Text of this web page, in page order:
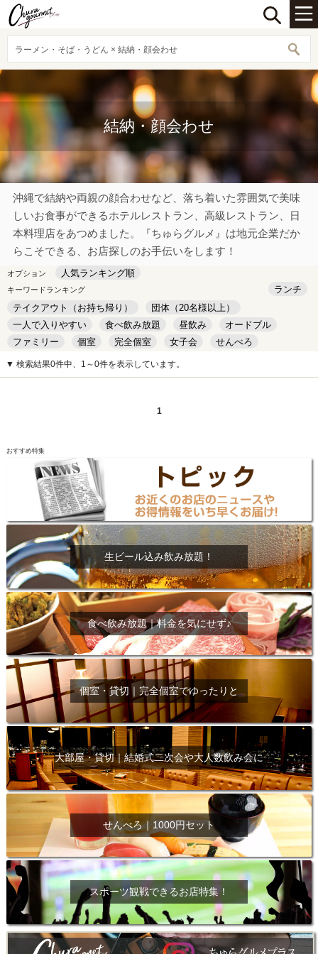
ラーメン・そば・うどん × 結納・顔会わせ
結納・顔会わせ
沖縄で結納や両親の顔合わせなど、落ち着いた雰囲気で美味
しいお食事ができるホテルレストラン、高級レストラン、日
本料理店をあつめました。『ちゅらグルメ』は地元企業だか
らこそできる、お店探しのお手伝いをします！
オプション 人気ランキング順
キーワードランキング
ランチ
テイクアウト（お持ち帰り）
団体（20名様以上）
一人で入りやすい
食べ飲み放題 昼飲み
オードブル
ファミリー
個室 完全個室 女子会
せんべろ
キッズルーム
安い デート
▼ 検索結果0件中、1～0件を表示しています。
1
おすすめ特集
生ビール込み飲み放題！
食べ飲み放題｜料金を気にせず♪
個室・貸切｜完全個室でゆったりと
大部屋・貸切｜結婚式二次会や大人数飲み会に
せんべろ｜1000円セット
スポーツ観戦できるお店特集！